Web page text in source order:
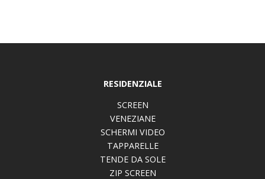
RESIDENZIALE
SCREEN
VENEZIANE
SCHERMI VIDEO
TAPPARELLE
TENDE DA SOLE
ZIP SCREEN